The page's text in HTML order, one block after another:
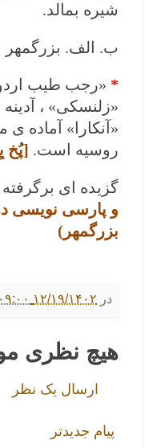
شیره بمالد.
ب. الف. بزرگمهر ۱۹ اسپند ماه ۱۴۰۲
* «رجب طیب
«زلنسکی» ،
«آنکارا» آماده
روسیه است. [پُخ
گزیده ای
و پارسی نویسی
بزرگمهر)
در ۱۲/۱۹/۱۴۰۲ ۱۰:۰۹:۰۰ ب.ظ.
هیچ نظری
ارسال یک نظر
پیام جدیدتر